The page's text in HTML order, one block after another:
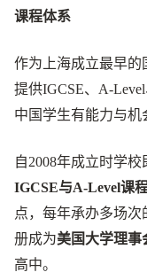
课程体系
作为上海成立最早的
提供IGCSE、A-
中国学生有能力与机
自2008年成立时学
IGCSE与A-Level课
点，每年承办多场次
册成为美国大学理事
高中。